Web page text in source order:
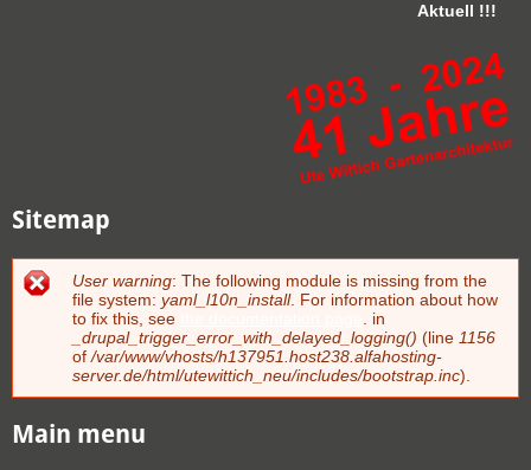
Aktuell !!!
Sitemap
Fehlermeldung
User warning: The following module is missing from the
file system: yaml_l10n_install. For information about how
to fix this, see
. in
_drupal_trigger_error_with_delayed_logging() (line 1156
of/var/www/vhosts/h137951.host238.alfahosting-
server.de/html/utewittich_neu/includes/bootstrap.inc).
Main menu